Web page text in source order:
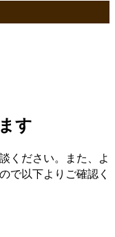
す
ください。また、よ
で以下よりご確認く